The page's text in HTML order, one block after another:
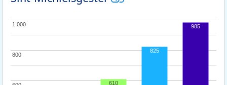
800
800
1.000
1.000
610
825
985